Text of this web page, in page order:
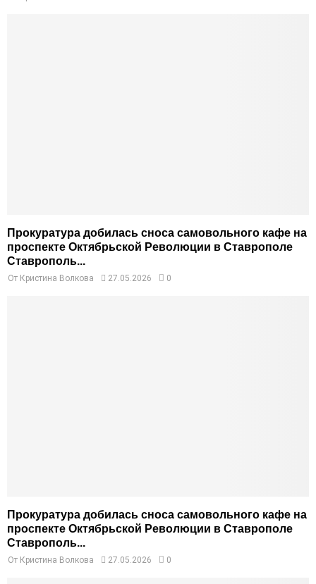
Прокуратура добилась сноса самовольного кафе на
проспекте Октябрьской Революции в Ставрополе
Ставрополь...
От Кристина Волкова 27.05.2026 0
Прокуратура добилась сноса самовольного кафе на
проспекте Октябрьской Революции в Ставрополе
Ставрополь...
От Кристина Волкова 27.05.2026 0